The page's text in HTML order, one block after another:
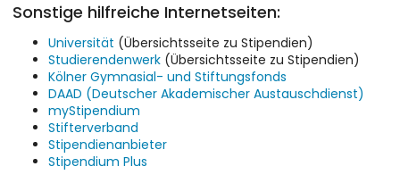
Sonstige hilfreiche Internetseiten:
Universität (Übersichtsseite zu Stipendien)
Studierendenwerk (Übersichtsseite zu Stipendien)
Kölner Gymnasial- und Stiftungsfonds
DAAD (Deutscher Akademischer Austauschdienst)
myStipendium
Stifterverband
Stipendienanbieter
Stipendium Plus